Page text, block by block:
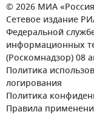
© 2026 МИА
Сетевое издание
Федеральной
информационных
(Роскомнадзор) 08
Политика
логирования
Политика
Правила